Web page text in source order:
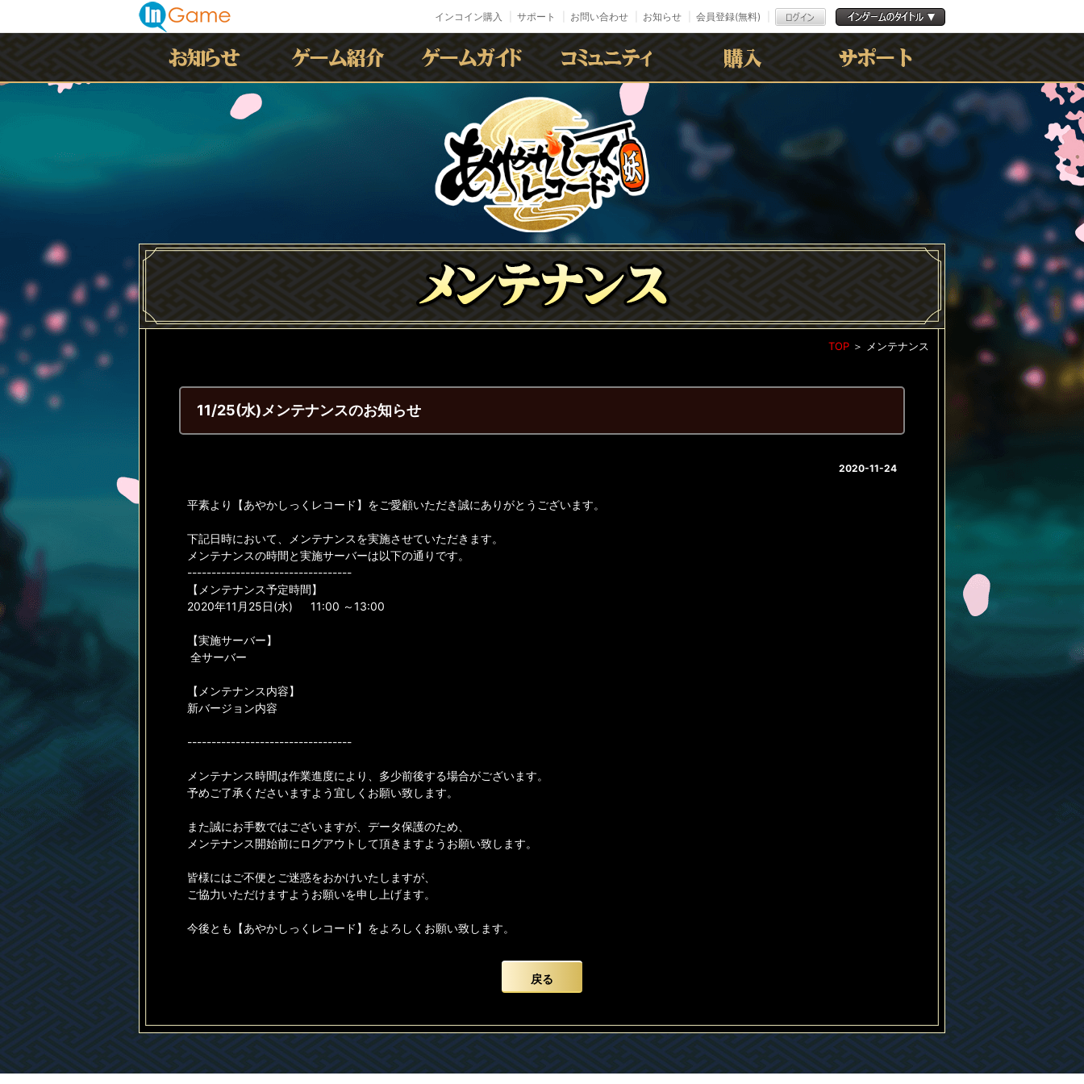
インコイン購入 サポート お問い合わせ お知らせ 会員登録(無料)
イベント 利用規約
ﾌﾟﾗｲﾊﾞｼｰﾎﾟﾘｼｰ
TOP ＞ メンテナンス
11/25(水)メンテナンスのお知らせ
2020-11-24
平素より【あやかしっくレコード】をご愛顧いただき誠にありがとうございます。
下記日時において、メンテナンスを実施させていただきます。
メンテナンスの時間と実施サーバーは以下の通りです。
----------------------------------
【メンテナンス予定時間】
2020年11月25日(水) 11:00 ～13:00
【実施サーバー】
全サーバー
【メンテナンス内容】
新バージョン内容
----------------------------------
メンテナンス時間は作業進度により、多少前後する場合がございます。
予めご了承くださいますよう宜しくお願い致します。
また誠にお手数ではございますが、データ保護のため、
メンテナンス開始前にログアウトして頂きますようお願い致します。
皆様にはご不便とご迷惑をおかけいたしますが、
ご協力いただけますようお願いを申し上げます。
今後とも【あやかしっくレコード】をよろしくお願い致します。
戻る